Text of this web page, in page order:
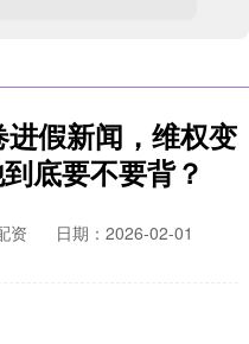
假新闻，维权变
底要不要背？
资
日期：2026-02-01